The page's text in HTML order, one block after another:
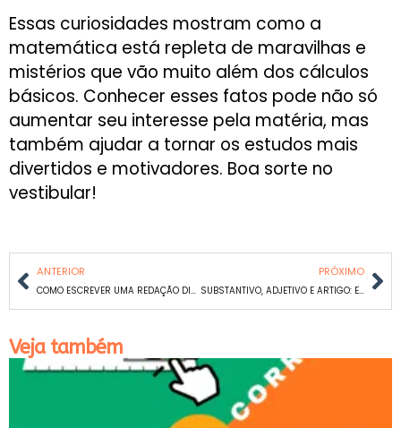
Essas curiosidades mostram como a
matemática está repleta de maravilhas e
mistérios que vão muito além dos cálculos
básicos. Conhecer esses fatos pode não só
aumentar seu interesse pela matéria, mas
também ajudar a tornar os estudos mais
divertidos e motivadores. Boa sorte no
vestibular!
ANTERIOR
COMO ESCREVER UMA REDAÇÃO DISSERTIVO-ARGUMENTIVA IRRESISTÍVEL
PRÓXIMO
SUBSTANTIVO, ADJETIVO E ARTIGO: ESSENCIAIS PARA A REDAÇÃO NO VESTIBULAR
Veja também